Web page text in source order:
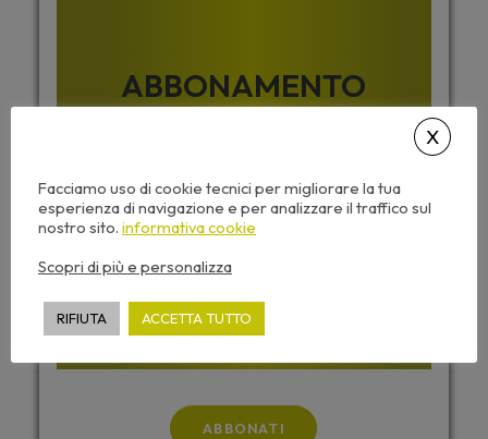
ABBONAMENTO
TUTTI I CORSI DI ARCHIFORMAZIONE PER 365
GIORNI
199,00
ABBONATI
Facciamo uso di cookie tecnici per migliorare la tua
esperienza di navigazione e per analizzare il traffico sul
nostro sito. informativa cookie
Scopri di più e personalizza
RIFIUTA ACCETTA TUTTO